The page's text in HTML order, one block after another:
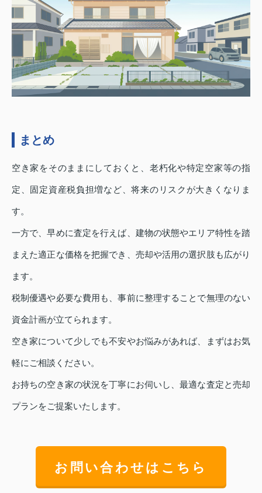
まとめ
空き家をそのままにしておくと、老朽化や特定空家等の指
定、固定資産税負担増など、将来のリスクが大きくなりま
す。
一方で、早めに査定を行えば、建物の状態やエリア特性を踏
まえた適正な価格を把握でき、売却や活用の選択肢も広がり
ます。
税制優遇や必要な費用も、事前に整理することで無理のない
資金計画が立てられます。
空き家について少しでも不安やお悩みがあれば、まずはお気
軽にご相談ください。
お持ちの空き家の状況を丁寧にお伺いし、最適な査定と売却
プランをご提案いたします。
お問い合わせはこちら